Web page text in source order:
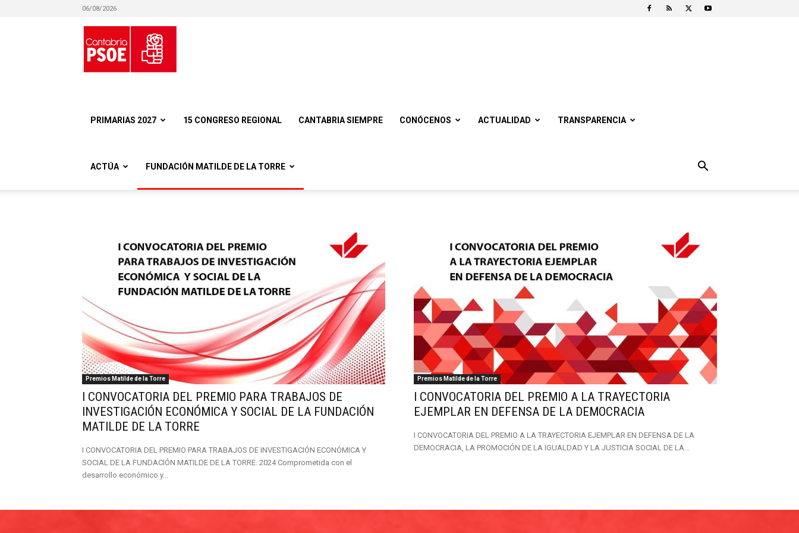
06/08/2026
Cantabria
PRIMARIAS 2027 15 CONGRESO REGIONAL CANTABRIA SIEMPRE CONÓCENOS ACTUALIDAD TRANSPARENCIA
ACTÚA FUNDACIÓN MATILDE DE LA TORRE
Premios Matilde de la Torre
I CONVOCATORIA DEL PREMIO PARA TRABAJOS DE
INVESTIGACIÓN ECONÓMICA Y SOCIAL DE LA FUNDACIÓN
MATILDE DE LA TORRE
I CONVOCATORIA DEL PREMIO PARA TRABAJOS DE INVESTIGACIÓN ECONÓMICA Y
SOCIAL DE LA FUNDACIÓN MATILDE DE LA TORRE. 2024 Comprometida con el
desarrollo económico y...
Premios Matilde de la Torre
I CONVOCATORIA DEL PREMIO A LA TRAYECTORIA
EJEMPLAR EN DEFENSA DE LA DEMOCRACIA
I CONVOCATORIA DEL PREMIO A LA TRAYECTORIA EJEMPLAR EN DEFENSA DE LA
DEMOCRACIA, LA PROMOCIÓN DE LA IGUALDAD Y LA JUSTICIA SOCIAL DE LA...